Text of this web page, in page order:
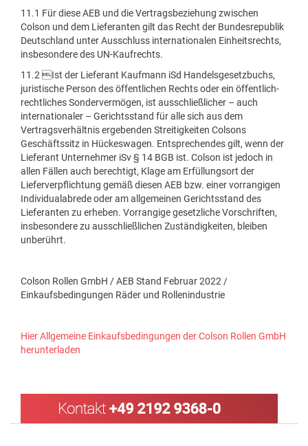
11.1 Für diese AEB und die Vertragsbeziehung zwischen
Colson und dem Lieferanten gilt das Recht der Bundesrepublik
Deutschland unter Ausschluss internationalen Einheitsrechts,
insbesondere des UN-Kaufrechts.
11.2 Ist der Lieferant Kaufmann iSd Handelsgesetzbuchs,
juristische Person des öffentlichen Rechts oder ein öffentlich-
rechtliches Sondervermögen, ist ausschließlicher – auch
internationaler – Gerichtsstand für alle sich aus dem
Vertragsverhältnis ergebenden Streitigkeiten Colsons
Geschäftssitz in Hückeswagen. Entsprechendes gilt, wenn der
Lieferant Unternehmer iSv § 14 BGB ist. Colson ist jedoch in
allen Fällen auch berechtigt, Klage am Erfüllungsort der
Lieferverpflichtung gemäß diesen AEB bzw. einer vorrangigen
Individualabrede oder am allgemeinen Gerichtsstand des
Lieferanten zu erheben. Vorrangige gesetzliche Vorschriften,
insbesondere zu ausschließlichen Zuständigkeiten, bleiben
unberührt.
Colson Rollen GmbH / AEB Stand Februar 2022 /
Einkaufsbedingungen Räder und Rollenindustrie
Hier Allgemeine Einkaufsbedingungen der Colson Rollen GmbH
herunterladen